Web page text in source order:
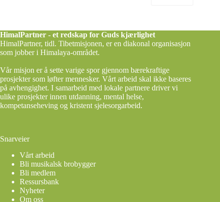
HimalPartner - et redskap for Guds kjærlighet
HimalPartner, tidl. Tibetmisjonen, er en diakonal organisasjon
som jobber i Himalaya-området.
Vår misjon er å sette varige spor gjennom bærekraftige
prosjekter som løfter mennesker. Vårt arbeid skal ikke baseres
på avhengighet. I samarbeid med lokale partnere driver vi
ulike prosjekter innen utdanning, mental helse,
kompetanseheving og kristent sjelesorgarbeid.
Snarveier
Vårt arbeid
Bli musikalsk brobygger
Bli medlem
Ressursbank
Nyheter
Om oss